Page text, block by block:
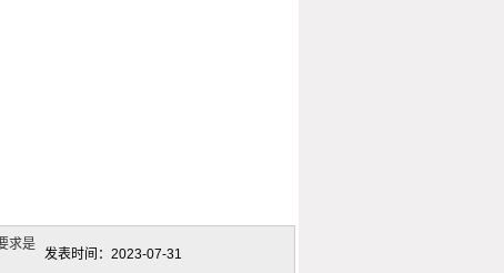
求是
发表时间： 2023-07-31